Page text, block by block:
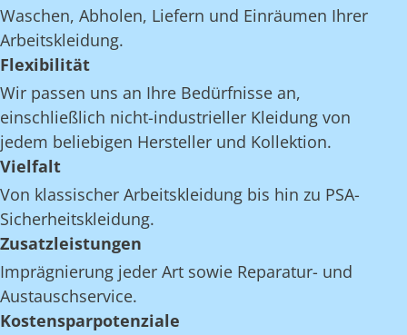
Waschen, Abholen, Liefern und Einräumen Ihrer
Arbeitskleidung.
Flexibilität
Wir passen uns an Ihre Bedürfnisse an,
einschließlich nicht-industrieller Kleidung von
jedem beliebigen Hersteller und Kollektion.
Vielfalt
Von klassischer Arbeitskleidung bis hin zu PSA-
Sicherheitskleidung.
Zusatzleistungen
Imprägnierung jeder Art sowie Reparatur- und
Austauschservice.
Kostensparpotenziale